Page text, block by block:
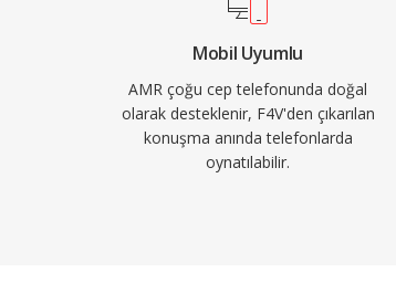
da zorlu ağ
başarı gösterir.
Mobil Uyumlu
AMR çoğu cep telefonunda doğal
olarak desteklenir, F4V'den çıkarılan
konuşma anında telefonlarda
oynatılabilir.